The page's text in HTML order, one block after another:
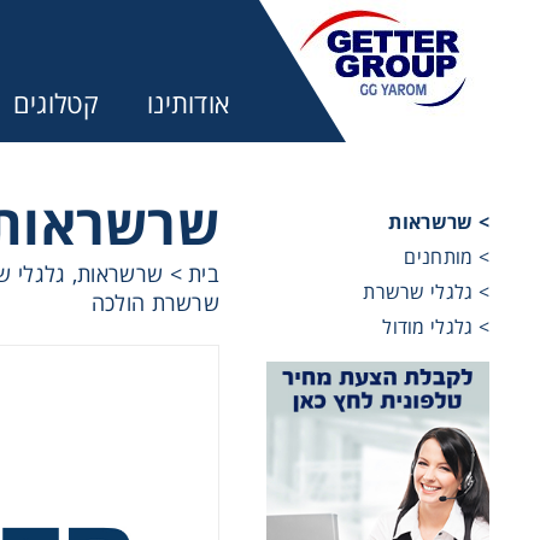
אודותינו קטלוגים
> שרשראות
> מותחנים
> גלגלי שרשרת
> גלגלי מודול
בית> שרשראות, גלגלי
שרשרת הולכה
מיסבים